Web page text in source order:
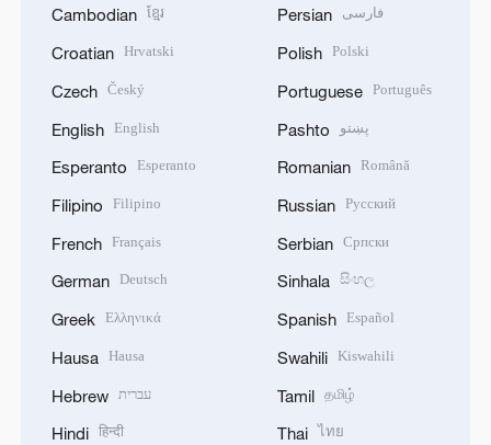
Cambodian ខ្មែរ
Croatian Hrvatski
Czech Český
English English
Esperanto Esperanto
Filipino Filipino
French Français
German Deutsch
Greek Ελληνικά
Hausa Hausa
Hebrew עברית
Hindi हिन्दी
Persian فارسی
Polish Polski
Portuguese Português
Pashto پښتو
Romanian Română
Russian Русский
Serbian Српски
Sinhala සිංහල
Spanish Español
Swahili Kiswahili
Tamil தமிழ்
Thai ไทย